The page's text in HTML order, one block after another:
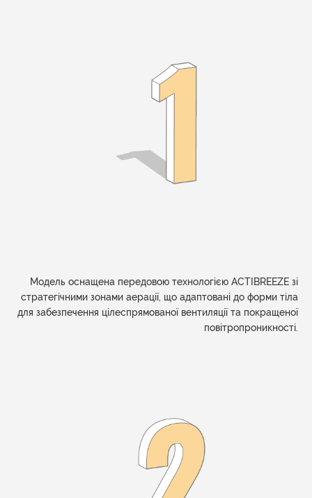
Модель оснащена передовою технологією ACTIBREEZE зі
стратегічними зонами аерації, що адаптовані до форми тіла
для забезпечення цілеспрямованої вентиляції та покращеної
повітропроникності.